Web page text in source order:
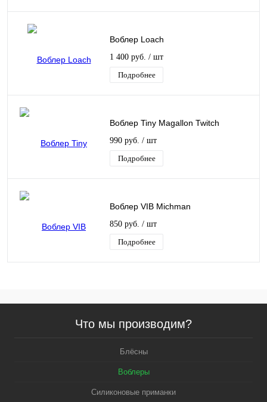
Воблер Loach
1 400 руб. / шт
Подробнее
Воблер Tiny Magallon Twitсh
990 руб. / шт
Подробнее
Воблер VIB Michman
850 руб. / шт
Подробнее
Что мы производим?
Блёсны
Воблеры
Силиконовые приманки